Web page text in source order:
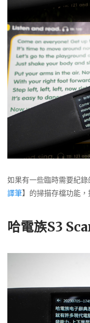
如果有一些臨時需要紀
譯筆】的掃描存檔功能
哈電族S3